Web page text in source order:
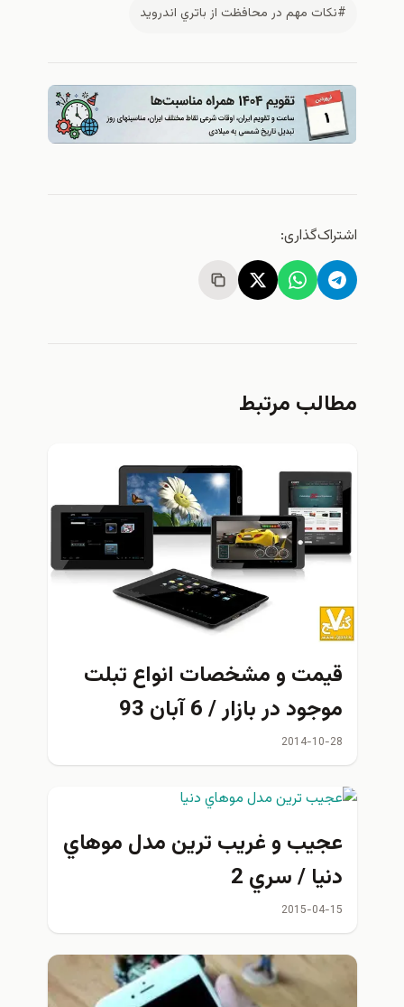
#نكات مهم در محافظت از باتري اندرويد
اشتراک‌گذاری:
مطالب مرتبط
قيمت و مشخصات انواع تبلت
موجود در بازار / 6 آبان 93
2014-10-28
عجيب و غريب ترين مدل موهاي
دنيا / سري 2
2015-04-15